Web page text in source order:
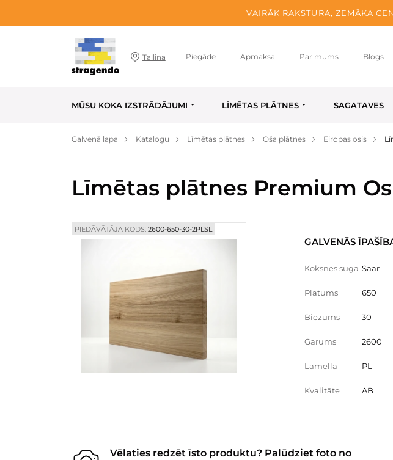
VAIRĀK RAKSTURA, ZEMĀKA
Tallina Piegāde Apmaksa Par mums Blogs
MŪSU KOKA IZSTRĀDĀJUMI LĪMĒTAS PLĀTNES SAGATAVES
Galvenā lapa Katalogu Līmētas plātnes Oša plātnes Eiropas osis
Līmētas plātnes Premium
PIEDĀVĀTĀJA KODS: 2600-650-30-2PLSL
GALVENĀS
Koksnes suga Saar
Platums 650
Biezums 30
Garums 2600
Lamella PL
Kvalitāte AB
Vēlaties redzēt īsto produktu? Palūdziet foto no